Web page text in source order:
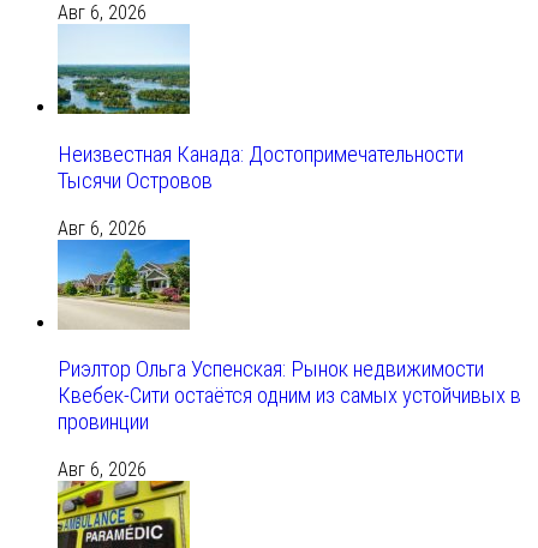
Авг 6, 2026
Неизвестная Канада: Достопримечательности
Тысячи Островов
Авг 6, 2026
Риэлтор Ольга Успенская: Рынок недвижимости
Квебек-Сити остаётся одним из самых устойчивых в
провинции
Авг 6, 2026